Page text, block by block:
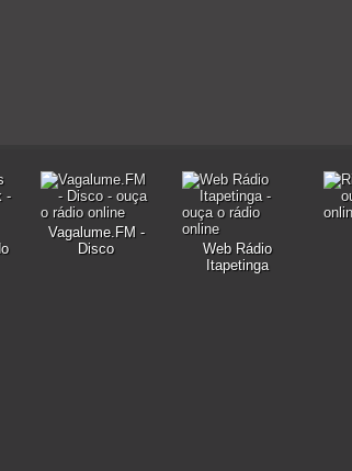
Vagalume.FM -
Disco
Web Rádio
Itapetinga